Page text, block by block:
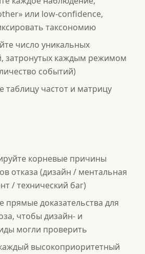
или low-confidence,
таксономию
число уникальных
затронутых каждым режимом
событий)
таблицу частот и матрицу
корневые причины
отказа (дизайн / ментальная
/ технический баг)
прямые доказательства для
чтобы дизайн- и
могли проверить
высокоприоритетный